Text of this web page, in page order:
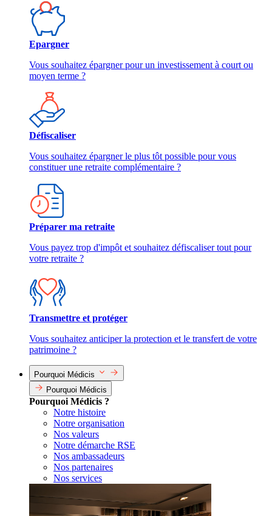
Epargner
Vous souhaitez épargner pour un investissement à court ou
moyen terme ?
Défiscaliser
Vous souhaitez épargner le plus tôt possible pour vous
constituer une retraite complémentaire ?
Préparer ma retraite
Vous payez trop d'impôt et souhaitez défiscaliser tout pour
votre retraite ?
Transmettre et protéger
Vous souhaitez anticiper la protection et le transfert de votre
patrimoine ?
Pourquoi Médicis
Pourquoi Médicis
Pourquoi Médicis ?
Notre histoire
Notre organisation
Nos valeurs
Notre démarche RSE
Nos ambassadeurs
Nos partenaires
Nos services